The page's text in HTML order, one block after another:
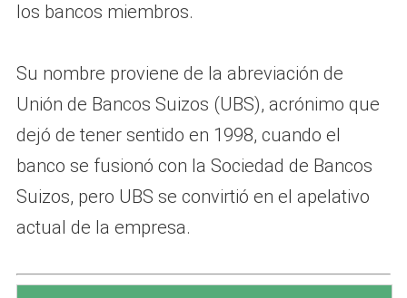
los bancos miembros.
Su nombre proviene de la abreviación de
Unión de Bancos Suizos (UBS), acrónimo que
dejó de tener sentido en 1998, cuando el
banco se fusionó con la Sociedad de Bancos
Suizos, pero UBS se convirtió en el apelativo
actual de la empresa.